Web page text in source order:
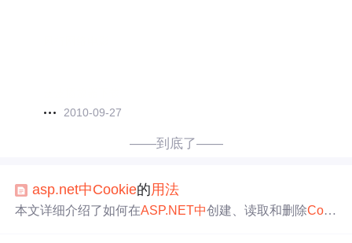
2010-09-27
——到底了——
asp.net中Cookie的用法
本文详细介绍了如何在ASP.NET中创建、读取和删除Coo